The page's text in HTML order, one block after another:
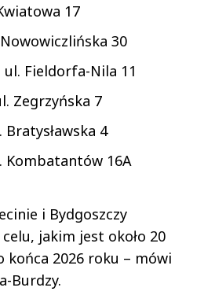
17
30
ul. Fieldorfa-Nila 11
Zegrzyńska 7
Bratysławska 4
Kombatantów 16A
i Bydgoszczy
jakim jest około 20
2026 roku – mówi
Burdzy.